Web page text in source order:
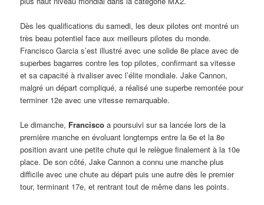
Dès les qualifications du samedi, les deux pilotes ont montré un
très beau potentiel face aux meilleurs pilotes du monde.
Francisco Garcia s’est illustré avec une solide 8e place avec de
superbes bagarres contre les top pilotes, confirmant sa vitesse
et sa capacité à rivaliser avec l’élite mondiale. Jake Cannon,
malgré un départ compliqué, a réalisé une superbe remontée pour
terminer 12e avec une vitesse remarquable.
Le dimanche, Franciscoa poursuivi sur sa lancée lors de la
première manche en évoluant longtemps entre la 6e et la 8e
position avant une petite chute qui le relègue finalement à la 10e
place. De son côté, Jake Cannon a connu une manche plus
difficile avec une chute au départ puis une autre dès le premier
tour, terminant 17e, et rentrant tout de même dans les points.